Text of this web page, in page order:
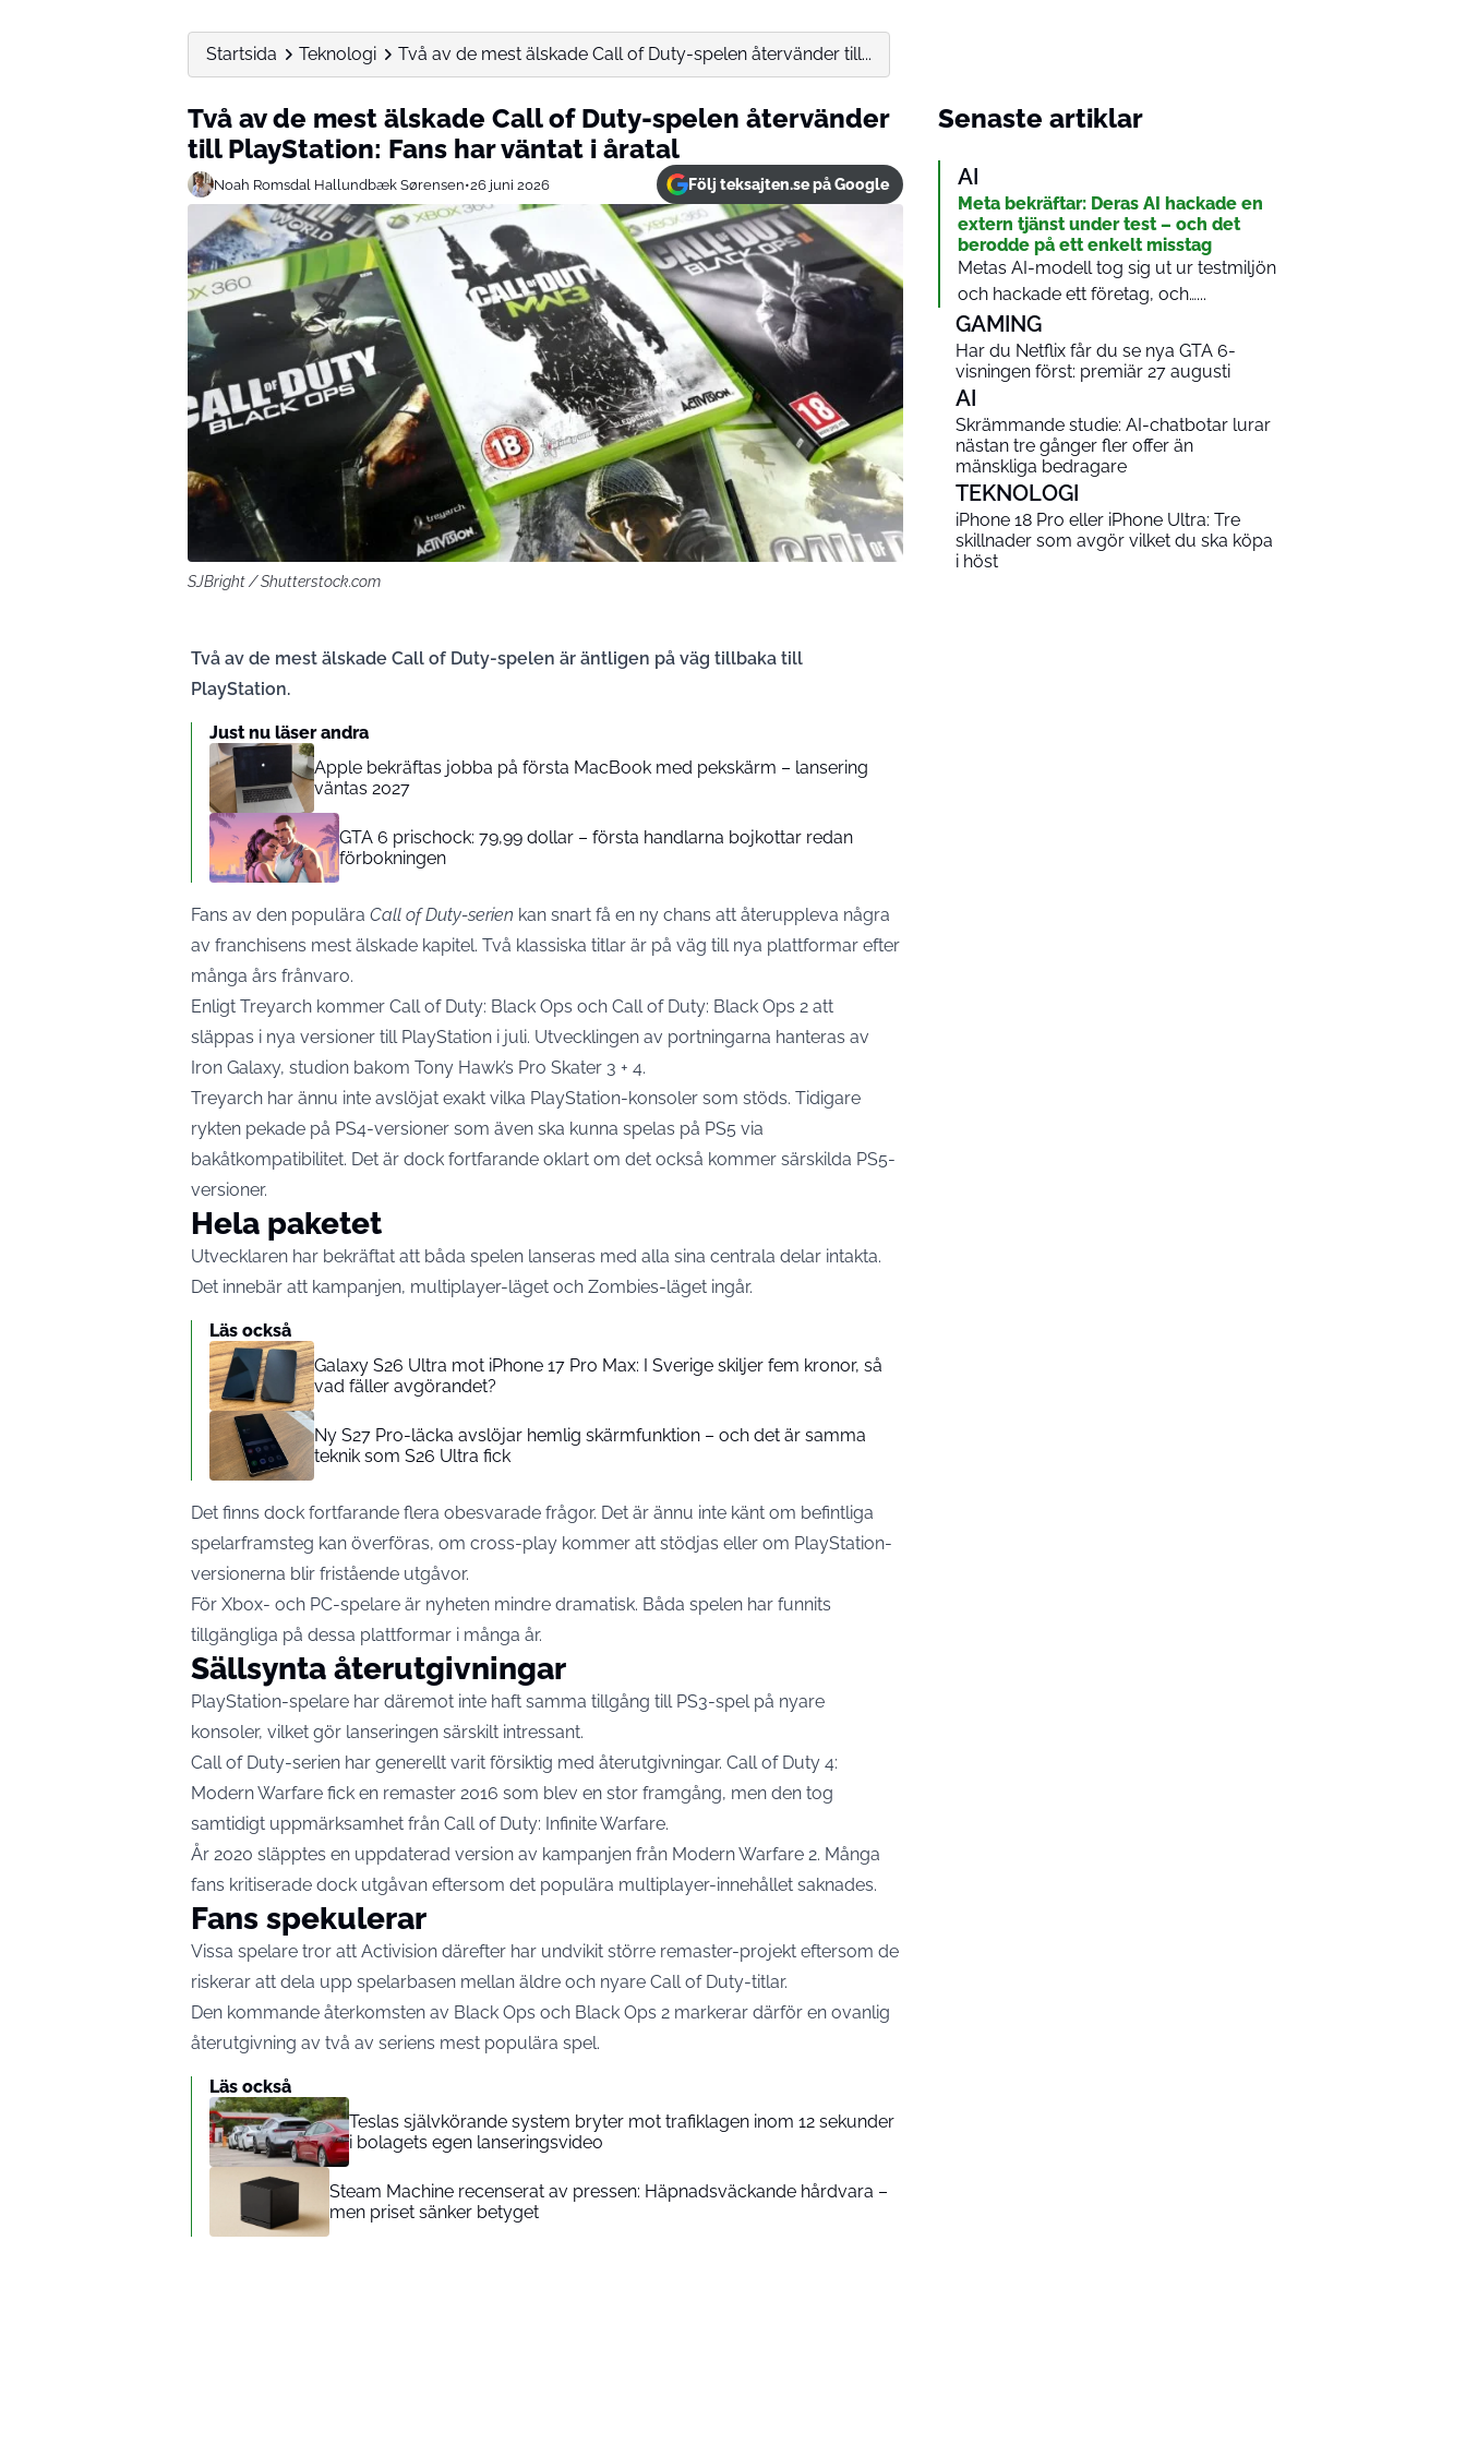
Startsida Teknologi Två av de mest älskade Call of Duty-spelen återvänder till...
Två av de mest älskade Call of Duty-spelen återvänder
till PlayStation: Fans har väntat i åratal
Noah Romsdal Hallundbæk Sørensen•26 juni 2026 Följ teksajten.se på Google
SJBright / Shutterstock.com
Två av de mest älskade Call of Duty-spelen är äntligen på väg tillbaka till
PlayStation.
Just nu läser andra
Apple bekräftas jobba på första MacBook med pekskärm – lansering
väntas 2027
GTA 6 prischock: 79,99 dollar – första handlarna bojkottar redan
förbokningen
Fans av den populära Call of Duty-serien kan snart få en ny chans att återuppleva några
av franchisens mest älskade kapitel. Två klassiska titlar är på väg till nya plattformar efter
många års frånvaro.
Enligt Treyarch kommer Call of Duty: Black Ops och Call of Duty: Black Ops 2 att
släppas i nya versioner till PlayStation i juli. Utvecklingen av portningarna hanteras av
Iron Galaxy, studion bakom Tony Hawk’s Pro Skater 3 + 4.
Treyarch har ännu inte avslöjat exakt vilka PlayStation-konsoler som stöds. Tidigare
rykten pekade på PS4-versioner som även ska kunna spelas på PS5 via
bakåtkompatibilitet. Det är dock fortfarande oklart om det också kommer särskilda PS5-
versioner.
Hela paketet
Utvecklaren har bekräftat att båda spelen lanseras med alla sina centrala delar intakta.
Det innebär att kampanjen, multiplayer-läget och Zombies-läget ingår.
Läs också
Galaxy S26 Ultra mot iPhone 17 Pro Max: I Sverige skiljer fem kronor, så
vad fäller avgörandet?
Ny S27 Pro-läcka avslöjar hemlig skärmfunktion – och det är samma
teknik som S26 Ultra fick
Det finns dock fortfarande flera obesvarade frågor. Det är ännu inte känt om befintliga
spelarframsteg kan överföras, om cross-play kommer att stödjas eller om PlayStation-
versionerna blir fristående utgåvor.
För Xbox- och PC-spelare är nyheten mindre dramatisk. Båda spelen har funnits
tillgängliga på dessa plattformar i många år.
Sällsynta återutgivningar
PlayStation-spelare har däremot inte haft samma tillgång till PS3-spel på nyare
konsoler, vilket gör lanseringen särskilt intressant.
Call of Duty-serien har generellt varit försiktig med återutgivningar. Call of Duty 4:
Modern Warfare fick en remaster 2016 som blev en stor framgång, men den tog
samtidigt uppmärksamhet från Call of Duty: Infinite Warfare.
År 2020 släpptes en uppdaterad version av kampanjen från Modern Warfare 2. Många
fans kritiserade dock utgåvan eftersom det populära multiplayer-innehållet saknades.
Fans spekulerar
Vissa spelare tror att Activision därefter har undvikit större remaster-projekt eftersom de
riskerar att dela upp spelarbasen mellan äldre och nyare Call of Duty-titlar.
Den kommande återkomsten av Black Ops och Black Ops 2 markerar därför en ovanlig
återutgivning av två av seriens mest populära spel.
Läs också
Teslas självkörande system bryter mot trafiklagen inom 12 sekunder
i bolagets egen lanseringsvideo
Steam Machine recenserat av pressen: Häpnadsväckande hårdvara –
men priset sänker betyget
Senaste artiklar
AI
Meta bekräftar: Deras AI hackade en
extern tjänst under test – och det
berodde på ett enkelt misstag
Metas AI-modell tog sig ut ur testmiljön
och hackade ett företag, och…...
GAMING
Har du Netflix får du se nya GTA 6-
visningen först: premiär 27 augusti
AI
Skrämmande studie: AI-chatbotar lurar
nästan tre gånger fler offer än
mänskliga bedragare
TEKNOLOGI
iPhone 18 Pro eller iPhone Ultra: Tre
skillnader som avgör vilket du ska köpa
i höst